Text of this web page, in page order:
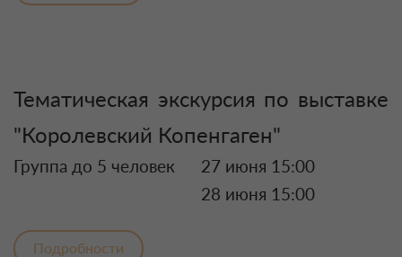
Тематическая экскурсия по выставке
"Королевский Копенгаген"
Группа до 5 человек
27 июня 15:00
28 июня 15:00
Подробности